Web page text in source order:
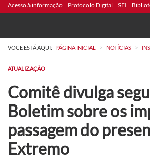
Acesso à informação Protocolo Digital SEI
VOCÊ ESTÁ AQUI: PÁGINA INICIAL > NOTÍCIAS >
ATUALIZAÇÃO
Comitê divulga
Boletim sobre os
passagem do
Extremo